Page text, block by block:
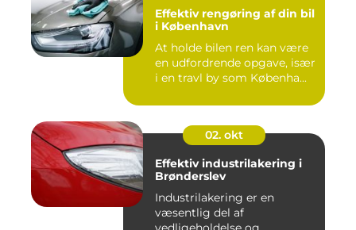
Effektiv rengøring af din bil
i København
At holde bilen ren kan være
en udfordrende opgave, især
i en travl by som Københa...
02. okt
Effektiv industrilakering i
Brønderslev
Industrilakering er en
væsentlig del af